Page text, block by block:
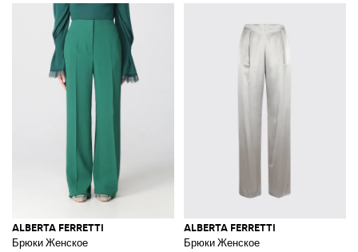
ALBERTA FERRETTI
Брюки Женское
ALBERTA FERRETTI
Брюки Женское